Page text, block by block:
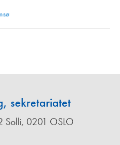
sekretariatet
Solli, 0201 OSLO